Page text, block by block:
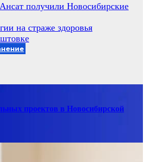
получили Новосибирские
на страже здоровья
проектов в Новосибирской